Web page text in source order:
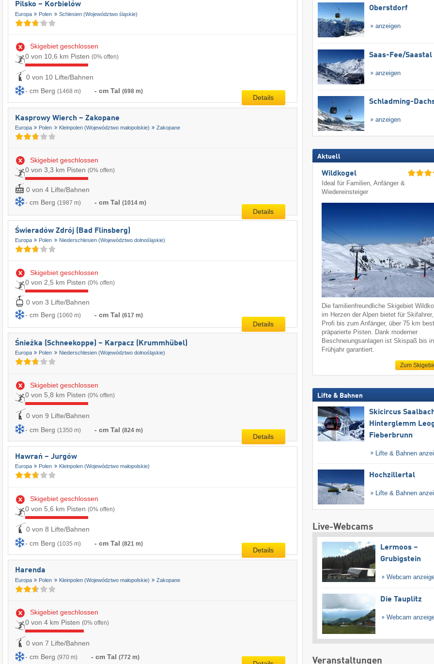
Pilsko – Korbielów
Europa Polen Schlesien (Województwo śląskie)
Skigebiet geschlossen
0 von 10,6 km Pisten (0% offen)
0 von 10 Lifte/Bahnen
- cm Berg (1468 m) - cm Tal (698 m)
Details
Kasprowy Wierch – Zakopane
Europa Polen Kleinpolen (Województwo małopolskie) Zakopane
Skigebiet geschlossen
0 von 3,3 km Pisten (0% offen)
0 von 4 Lifte/Bahnen
- cm Berg (1987 m) - cm Tal (1014 m)
Details
Świeradów Zdrój (Bad Flinsberg)
Europa Polen Niederschlesien (Województwo dolnośląskie)
Skigebiet geschlossen
0 von 2,5 km Pisten (0% offen)
0 von 3 Lifte/Bahnen
- cm Berg (1060 m) - cm Tal (617 m)
Details
Śnieżka (Schneekoppe) – Karpacz (Krummhübel)
Europa Polen Niederschlesien (Województwo dolnośląskie)
Skigebiet geschlossen
0 von 5,8 km Pisten (0% offen)
0 von 9 Lifte/Bahnen
- cm Berg (1350 m) - cm Tal (824 m)
Details
Hawrań – Jurgów
Europa Polen Kleinpolen (Województwo małopolskie)
Skigebiet geschlossen
0 von 5,6 km Pisten (0% offen)
0 von 8 Lifte/Bahnen
- cm Berg (1035 m) - cm Tal (821 m)
Details
Harenda
Europa Polen Kleinpolen (Województwo małopolskie) Zakopane
Skigebiet geschlossen
0 von 4 km Pisten (0% offen)
0 von 7 Lifte/Bahnen
- cm Berg (970 m) - cm Tal (772 m)
Oberstdorf
anzeigen
Saas-Fee/​Saastal
anzeigen
Schladming-
anzeigen
Aktuell
Wildkogel
Ideal für Familien, Anfänger &
Wiedereinsteiger
Die familienfreundliche Skigebiet
im Herzen der Alpen bietet für
Profi bis zum Anfänger, über 75 km
präparierte Pisten. Dank moderner
Beschneiungsanlagen ist Skispaß bis
Frühjahr garantiert.
Zum
Lifte & Bahnen
Skicircus
Hinterglemm
Fieberbrunn
Lifte & Bahnen
Hochzillertal
Lifte & Bahnen
Live-Webcams
Lermoos –
Grubigstein
Webcam
Die Tauplitz
Webcam
Veranstaltungen